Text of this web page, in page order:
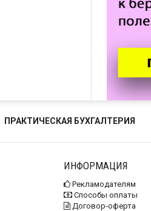
ПРАКТИЧЕСКАЯ БУХГАЛТЕРИЯ
ИНФОРМАЦИЯ
Рекламодателям
Способы оплаты
Договор-оферта